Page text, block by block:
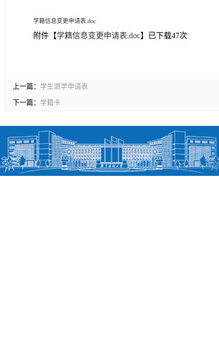
学籍信息变更申请表.doc
附件【学籍信息变更申请表.doc】已下载47次
上一篇： 学生退学申请表
下一篇： 学籍卡